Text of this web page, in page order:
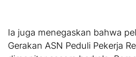
Ia juga menegaskan bahwa
Gerakan ASN Peduli Pekerja